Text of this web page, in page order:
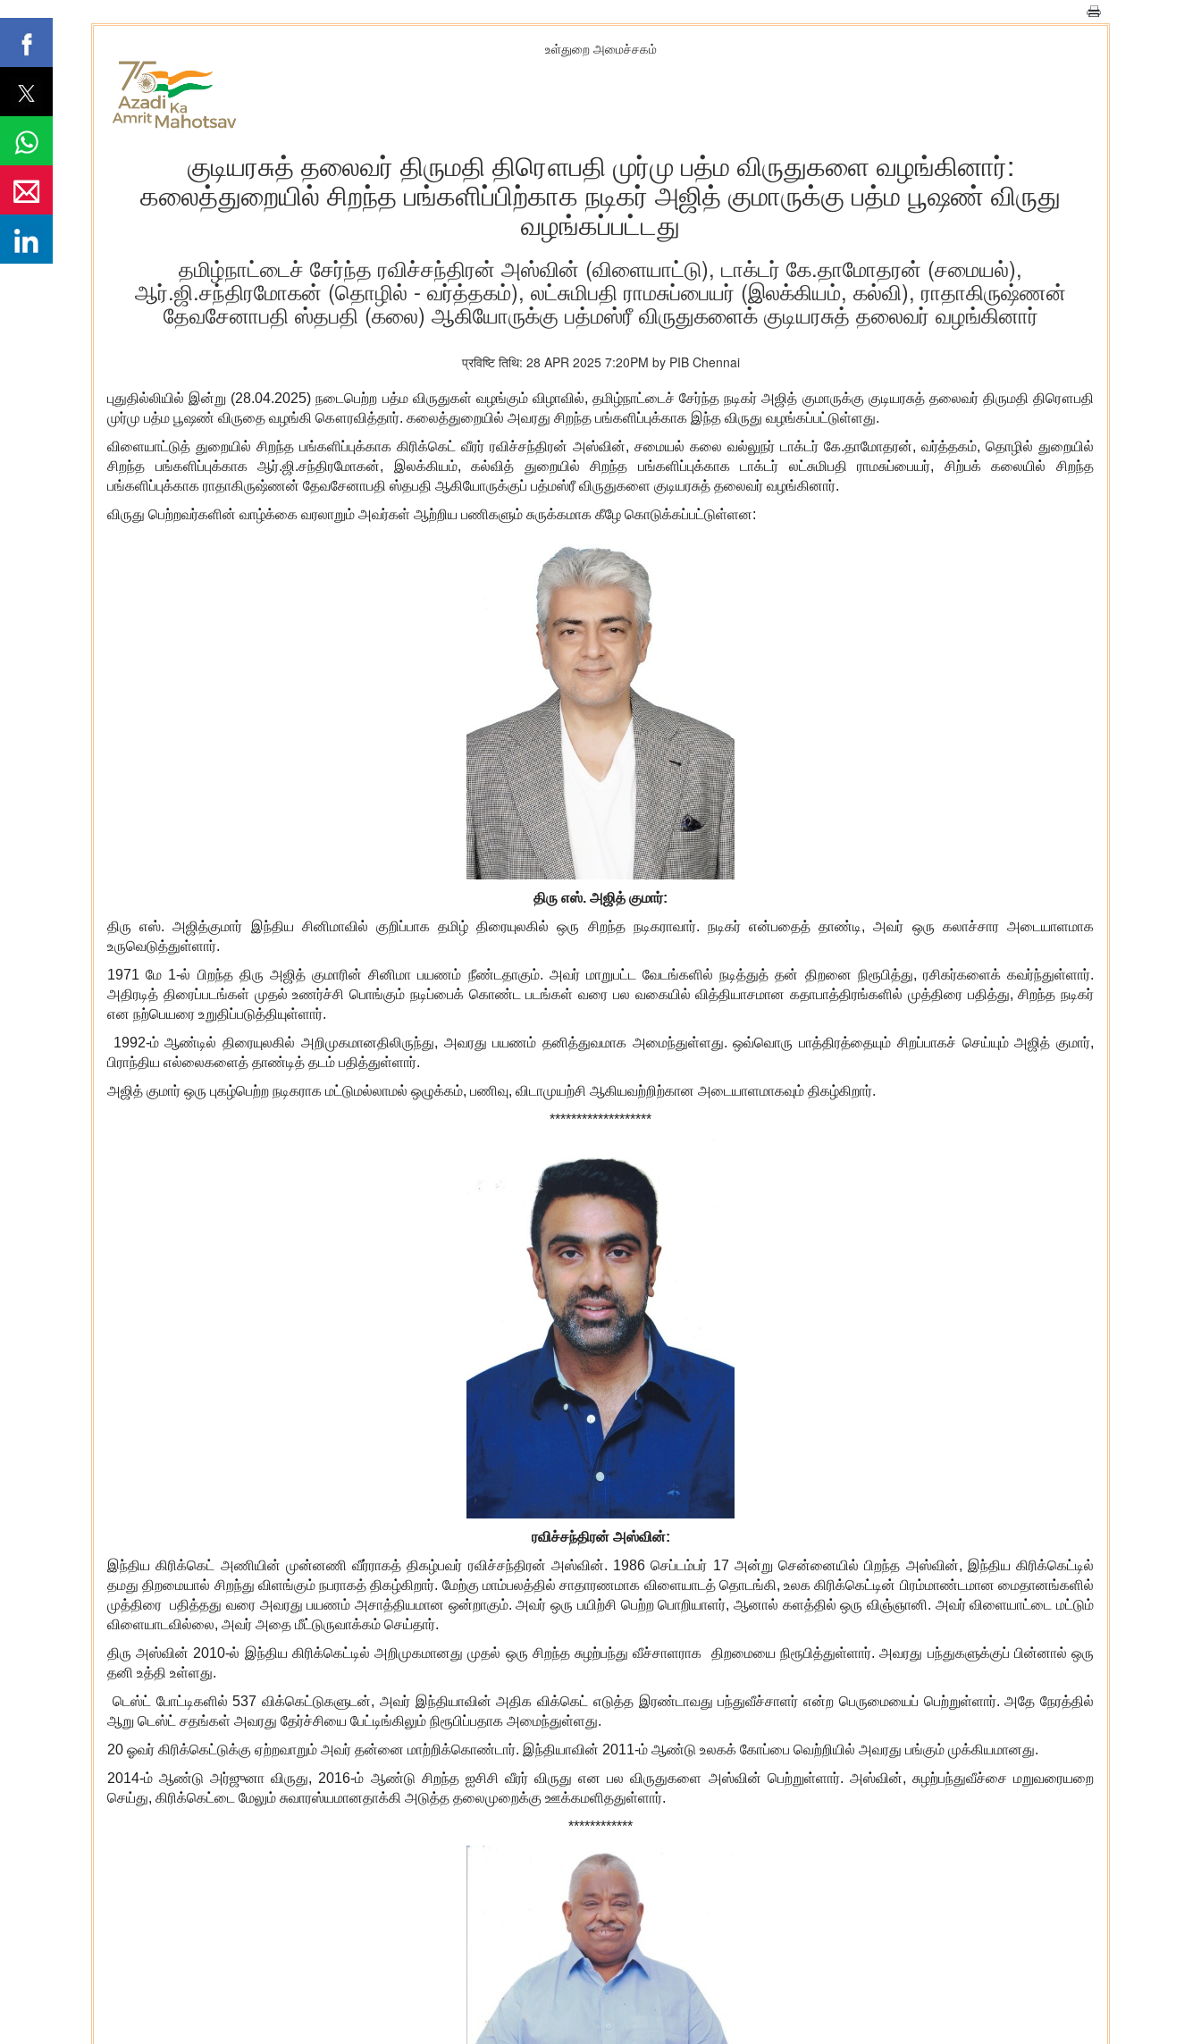
உள்துறை அமைச்சகம்
குடியரசுத் தலைவர் திருமதி திரௌபதி முர்மு பத்ம விருதுகளை வழங்கினார்:
கலைத்துறையில் சிறந்த பங்களிப்பிற்காக நடிகர் அஜித் குமாருக்கு பத்ம பூஷண் விருது
வழங்கப்பட்டது
தமிழ்நாட்டைச் சேர்ந்த ரவிச்சந்திரன் அஸ்வின் (விளையாட்டு), டாக்டர் கே.தாமோதரன் (சமையல்),
ஆர்.ஜி.சந்திரமோகன் (தொழில் - வர்த்தகம்), லட்சுமிபதி ராமசுப்பையர் (இலக்கியம், கல்வி), ராதாகிருஷ்ணன்
தேவசேனாபதி ஸ்தபதி (கலை) ஆகியோருக்கு பத்மஸ்ரீ விருதுகளைக் குடியரசுத் தலைவர் வழங்கினார்
प्रविष्टि तिथि: 28 APR 2025 7:20PM by PIB Chennai
புதுதில்லியில் இன்று (28.04.2025)நடைபெற்ற பத்ம விருதுகள் வழங்கும் விழாவில், தமிழ்நாட்டைச் சேர்ந்த நடிகர் அஜித் குமாருக்கு குடியரசுத் தலைவர் திருமதி திரௌபதி
முர்மு பத்ம பூஷண் விருதை வழங்கி கௌரவித்தார். கலைத்துறையில் அவரது சிறந்த பங்களிப்புக்காக இந்த விருது வழங்கப்பட்டுள்ளது.
விளையாட்டுத் துறையில் சிறந்த பங்களிப்புக்காக கிரிக்கெட் வீரர் ரவிச்சந்திரன் அஸ்வின், சமையல் கலை வல்லுநர் டாக்டர் கே.தாமோதரன், வர்த்தகம், தொழில் துறையில்
சிறந்த பங்களிப்புக்காக ஆர்.ஜி.சந்திரமோகன், இலக்கியம்,கல்வித் துறையில் சிறந்த பங்களிப்புக்காக டாக்டர் லட்சுமிபதி ராமசுப்பையர், சிற்பக் கலையில் சிறந்த
பங்களிப்புக்காக ராதாகிருஷ்ணன் தேவசேனாபதி ஸ்தபதி ஆகியோருக்குப் பத்மஸ்ரீ விருதுகளை குடியரசுத் தலைவர் வழங்கினார்.
விருது பெற்றவர்களின் வாழ்க்கை வரலாறும் அவர்கள் ஆற்றிய பணிகளும் சுருக்கமாக கீழே கொடுக்கப்பட்டுள்ளன:
திரு எஸ். அஜித் குமார்:
திரு எஸ். அஜித்குமார் இந்திய சினிமாவில் குறிப்பாக தமிழ் திரையுலகில் ஒரு சிறந்த நடிகராவார். நடிகர் என்பதைத் தாண்டி,அவர் ஒரு கலாச்சார அடையாளமாக
உருவெடுத்துள்ளார்.
1971 மே 1-ல் பிறந்த திரு அஜித் குமாரின் சினிமா பயணம் நீண்டதாகும். அவர் மாறுபட்ட வேடங்களில் நடித்துத் தன் திறனை நிரூபித்து, ரசிகர்களைக் கவர்ந்துள்ளார்.
அதிரடித் திரைப்படங்கள் முதல் உணர்ச்சி பொங்கும் நடிப்பைக் கொண்ட படங்கள் வரை பல வகையில் வித்தியாசமான கதாபாத்திரங்களில் முத்திரை பதித்து,சிறந்த நடிகர்
என நற்பெயரை உறுதிப்படுத்தியுள்ளார்.
1992-ம் ஆண்டில் திரையுலகில் அறிமுகமானதிலிருந்து, அவரது பயணம் தனித்துவமாக அமைந்துள்ளது. ஒவ்வொரு பாத்திரத்தையும் சிறப்பாகச் செய்யும் அஜித் குமார்,
பிராந்திய எல்லைகளைத் தாண்டித் தடம் பதித்துள்ளார்.
அஜித் குமார் ஒரு புகழ்பெற்ற நடிகராக மட்டுமல்லாமல் ஒழுக்கம், பணிவு, விடாமுயற்சி ஆகியவற்றிற்கான அடையாளமாகவும் திகழ்கிறார்.
*******************
ரவிச்சந்திரன் அஸ்வின்:
இந்திய கிரிக்கெட் அணியின் முன்னணி வீர்ராகத் திகழ்பவர் ரவிச்சந்திரன் அஸ்வின். 1986 செப்டம்பர் 17 அன்று சென்னையில் பிறந்த அஸ்வின், இந்திய கிரிக்கெட்டில்
தமது திறமையால் சிறந்து விளங்கும் நபராகத் திகழ்கிறார். மேற்கு மாம்பலத்தில் சாதாரணமாக விளையாடத் தொடங்கி,உலக கிரிக்கெட்டின் பிரம்மாண்டமான மைதானங்களில்
முத்திரை பதித்தது வரை அவரது பயணம் அசாத்தியமான ஒன்றாகும். அவர் ஒரு பயிற்சி பெற்ற பொறியாளர், ஆனால் களத்தில் ஒரு விஞ்ஞானி. அவர் விளையாட்டை மட்டும்
விளையாடவில்லை, அவர் அதை மீட்டுருவாக்கம் செய்தார்.
திரு அஸ்வின் 2010-ல் இந்திய கிரிக்கெட்டில் அறிமுகமானது முதல் ஒரு சிறந்த சுழற்பந்து வீச்சாளராக திறமையை நிரூபித்துள்ளார். அவரது பந்துகளுக்குப் பின்னால் ஒரு
தனி உத்தி உள்ளது.
டெஸ்ட் போட்டிகளில்537 விக்கெட்டுகளுடன், அவர் இந்தியாவின் அதிக விக்கெட் எடுத்த இரண்டாவது பந்துவீச்சாளர் என்ற பெருமையைப் பெற்றுள்ளார். அதே நேரத்தில்
ஆறு டெஸ்ட் சதங்கள் அவரது தேர்ச்சியை பேட்டிங்கிலும் நிரூபிப்பதாக அமைந்துள்ளது.
20 ஓவர் கிரிக்கெட்டுக்கு ஏற்றவாறும் அவர் தன்னை மாற்றிக்கொண்டார். இந்தியாவின் 2011-ம் ஆண்டு உலகக் கோப்பை வெற்றியில் அவரது பங்கும் முக்கியமானது.
2014-ம் ஆண்டு அர்ஜுனா விருது, 2016-ம் ஆண்டு சிறந்த ஐசிசி வீரர் விருது என பல விருதுகளை அஸ்வின் பெற்றுள்ளார். அஸ்வின், சுழற்பந்துவீச்சை மறுவரையறை
செய்து, கிரிக்கெட்டை மேலும் சுவாரஸ்யமானதாக்கி அடுத்த தலைமுறைக்கு ஊக்கமளிததுள்ளார்.
************